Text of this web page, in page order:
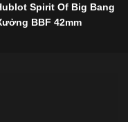
Spirit Of Big Bang
BBF 42mm